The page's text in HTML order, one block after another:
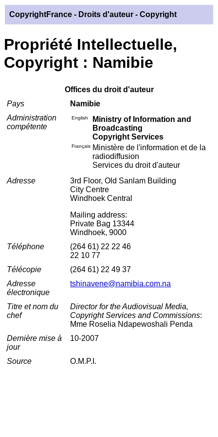
CopyrightFrance - Droits d'auteur - Copyright
Propriété Intellectuelle,
Copyright : Namibie
Offices du droit d'auteur
Pays
Namibie
Administration
compétente
English
Ministry of Information and
Broadcasting
Copyright Services
Français Ministère de l'information et de la
radiodiffusion
Services du droit d'auteur
Adresse
3rd Floor, Old Sanlam Building
City Centre
Windhoek Central
Mailing address:
Private Bag 13344
Windhoek, 9000
Téléphone
(264 61) 22 22 46
22 10 77
Télécopie
(264 61) 22 49 37
Adresse
électronique
tshinavene@namibia.com.na
Titre et nom du
chef
Director for the Audiovisual Media,
Copyright Services and Commissions:
Mme Roselia Ndapewoshali Penda
Dernière mise à
jour
10-2007
Source O.M.P.I.